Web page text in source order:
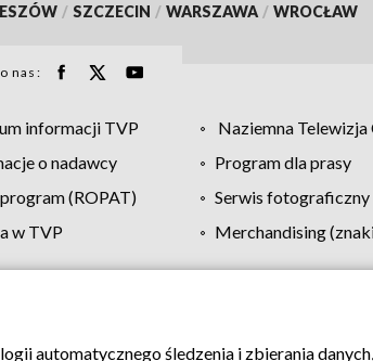
/ SZCZECIN / WARSZAWA / WROCŁAW
nas:
informacji TVP Naziemna
o nadawcy
Program dla prasy
(ROPAT)
Serwis fotograficzny
w TVP
Merchandising
Moje zgody Pomoc Biuro reklamy
automatycznego śledzenia i zbierania